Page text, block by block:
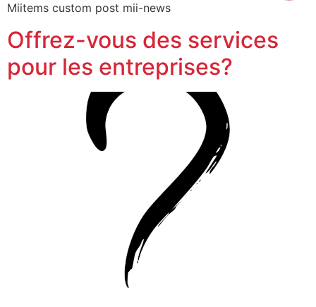
Miitems custom post mii-news
Offrez-vous des services
pour les entreprises?